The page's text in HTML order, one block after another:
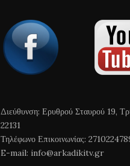
Διεύθυνση: Ερυθρού Σταυρού 19,
22131
Τηλέφωνο Επικοινωνίας:
E-mail: info@arkadikitv.gr